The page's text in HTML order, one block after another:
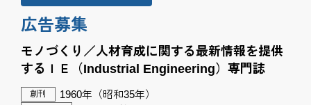
広告募集
モノづくり／人材育成に関する最新情報を提供
するＩＥ（Industrial Engineering）専門誌
創刊 1960年（昭和35年）